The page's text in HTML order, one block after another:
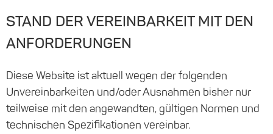
STAND DER VEREINBARKEIT MIT DEN
ANFORDERUNGEN
Diese Website ist aktuell wegen der folgenden
Unvereinbarkeiten und/oder Ausnahmen bisher nur
teilweise mit den angewandten, gültigen Normen und
technischen Spezifikationen vereinbar.